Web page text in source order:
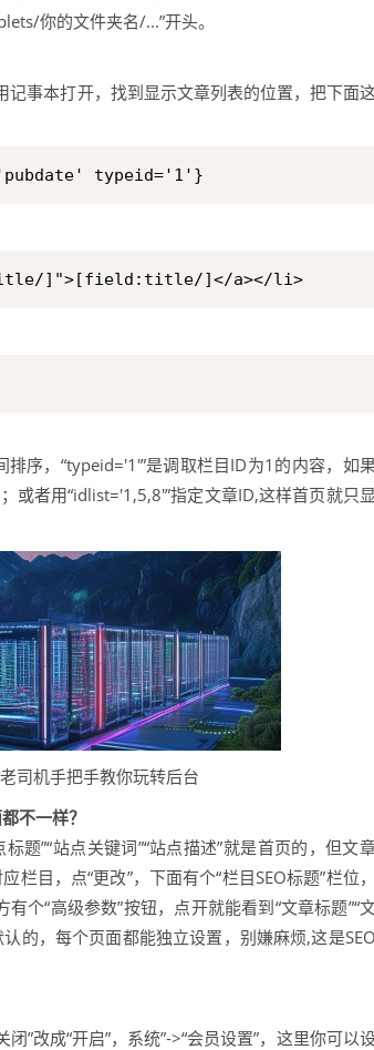
你的文件夹名/...”开头。
事本打开，找到显示文章列表的位置，把下面
typeid='1'}
]">[field:title/]</a></li>
序，“typeid='1'”是调取栏目ID为1的内容，如
或者用“idlist='1,5,8'”指定文章ID,这样首页就只
司机手把手教你玩转后台
不一样？
题”“站点关键词”“站点描述”就是首页的，但文
栏目，点“更改”，下面有个“栏目SEO标题”栏位
个“高级参数”按钮，点开就能看到“文章标题”“
的，每个页面都能独立设置，别嫌麻烦,这是
”改成“开启”，系统”->“会员设置”，这里你可以